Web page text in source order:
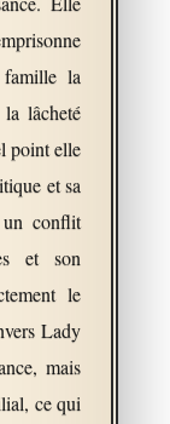
la
lâcheté
point elle
et sa
conflit
et son
le
Lady
mais
ce qui